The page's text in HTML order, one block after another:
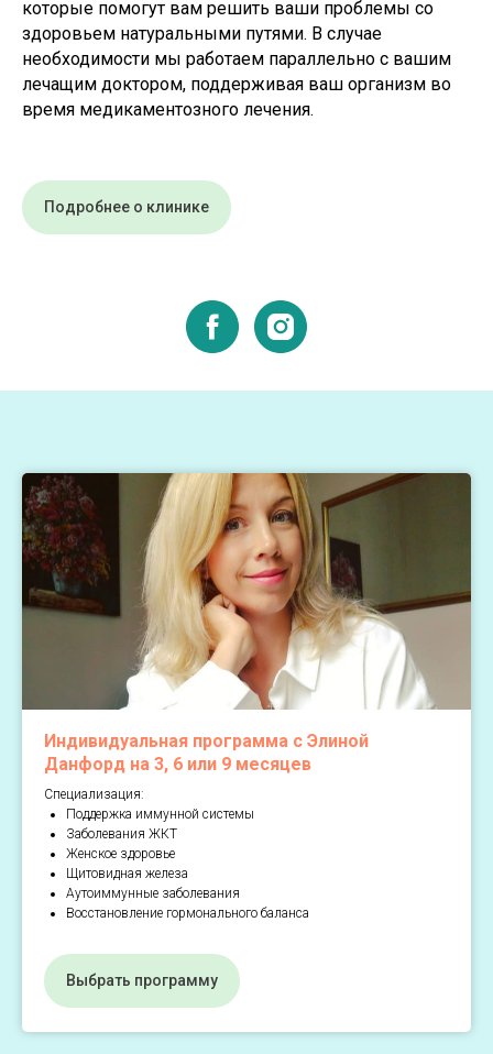
которые помогут вам решить ваши проблемы со
здоровьем натуральными путями. В случае
необходимости мы работаем параллельно с вашим
лечащим доктором, поддерживая ваш организм во
время медикаментозного лечения.
Подробнее о клинике
Индивидуальная программа с Элиной
Данфорд на 3, 6 или 9 месяцев
Специализация:
Поддержка иммунной системы
Заболевания ЖКТ
Женское здоровье
Щитовидная железа
Аутоиммунные заболевания
Восстановлениe гормонального баланса
Выбрать программу